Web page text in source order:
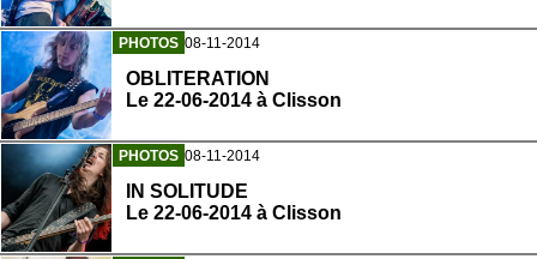
PHOTOS 08-11-2014
OBLITERATION
Le 22-06-2014 à Clisson
PHOTOS 08-11-2014
IN SOLITUDE
Le 22-06-2014 à Clisson